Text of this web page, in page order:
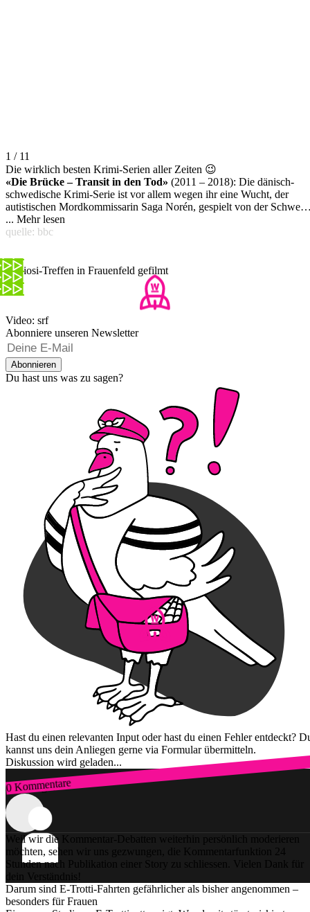
1 / 11
Die wirklich besten Krimi-Serien aller Zeiten 😉
«Die Brücke – Transit in den Tod» (2011 – 2018): Die dänisch-
schwedische Krimi-Serie ist vor allem wegen ihr eine Wucht, der
autistischen Mordkommissarin Saga Norén, gespielt von der
Sofia Helin. Leider war nach 4 Staffeln Schluss. Produktion: Drei
öffentlich-rechtliche TV-Sender von Schweden, Dänemark und
... Mehr lesen
quelle: bbc
Mafiosi-Treffen in Frauenfeld gefilmt
Video: srf
Abonniere unseren Newsletter
Abonnieren
Du hast uns was zu sagen?
Hast du einen relevanten Input oder hast du einen Fehler entdeckt?
kannst uns dein Anliegen gerne via Formular übermitteln.
Diskussion wird geladen...
0 Kommentare
Zum Login
Weil wir die Kommentar-Debatten weiterhin persönlich moderieren
möchten, sehen wir uns gezwungen, die Kommentarfunktion 24
Stunden nach Publikation einer Story zu schliessen. Vielen Dank für
dein Verständnis!
Darum sind E-Trotti-Fahrten gefährlicher als bisher angenommen –
besonders für Frauen